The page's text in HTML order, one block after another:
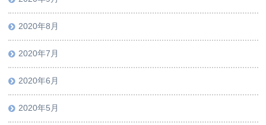
2020年8月
2020年7月
2020年6月
2020年5月